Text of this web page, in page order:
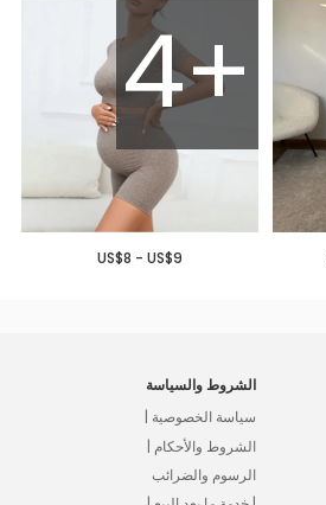
4+
US$8 - US$9
الشروط والسياسة
سياسة الخصوصية |
الشروط والأحكام |
الرسوم والضرائب